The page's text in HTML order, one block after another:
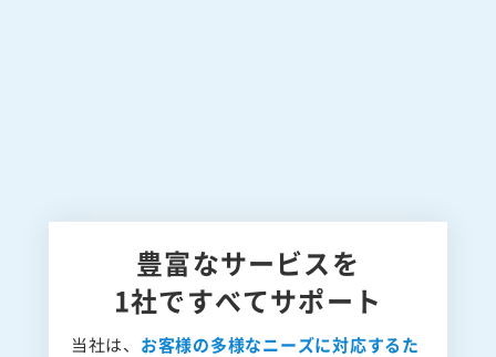
豊富なサービスを
1社ですべてサポート
当社は、 お客様の多様なニーズに対応するた